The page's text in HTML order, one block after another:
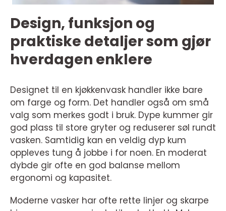
Design, funksjon og
praktiske detaljer som gjør
hverdagen enklere
Designet til en kjøkkenvask handler ikke bare
om farge og form. Det handler også om små
valg som merkes godt i bruk. Dype kummer gir
god plass til store gryter og reduserer søl rundt
vasken. Samtidig kan en veldig dyp kum
oppleves tung å jobbe i for noen. En moderat
dybde gir ofte en god balanse mellom
ergonomi og kapasitet.
Moderne vasker har ofte rette linjer og skarpe